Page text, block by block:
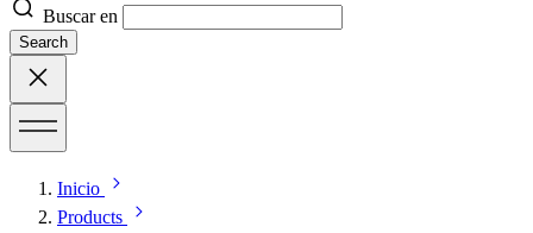
Buscar en
Search
Inicio
Products